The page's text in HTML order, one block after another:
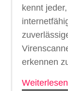
kennt
erkennen
Weiterlesen